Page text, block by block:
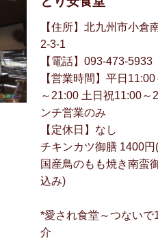
【住所】北九州市小倉
2-3-1
【電話】093-473-5933
【営業時間】平日
～21:00 土日祝11:00～
ンチ営業のみ
【定休日】なし
チキンカツ御膳 1400円
国産鳥のもも焼き南蛮
込み)
*愛され食堂～つないで
介